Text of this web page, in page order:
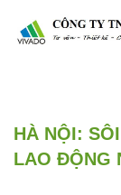
HÀ NỘI:
LAO ĐỘNG